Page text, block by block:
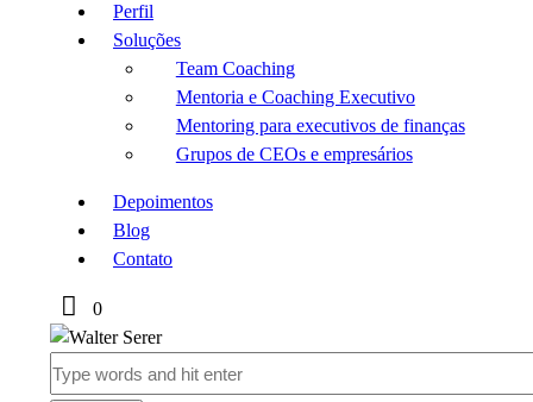
Perfil
Soluções
Team Coaching
Mentoria e Coaching Executivo
Mentoring para executivos de finanças
Grupos de CEOs e empresários
Depoimentos
Blog
Contato
0